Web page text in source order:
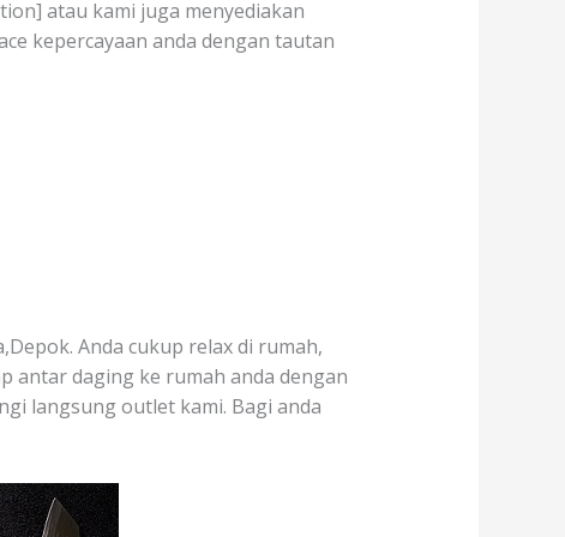
atau kami juga menyediakan
kepercayaan anda dengan tautan
Anda cukup relax di rumah,
antar daging ke rumah anda dengan
langsung outlet kami. Bagi anda